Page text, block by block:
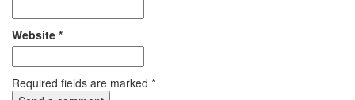
Website *
Required fields are marked *